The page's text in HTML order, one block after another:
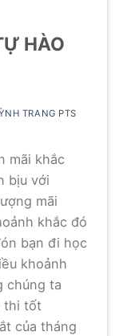
HÀO
TRANG PTS
mãi khắc
bịu với
mãi
khắc đó
bạn đi học
khoảnh
chúng ta
thi tốt
của tháng